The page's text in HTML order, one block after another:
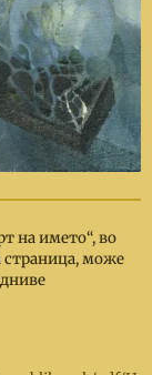
на името“, во
страница, може